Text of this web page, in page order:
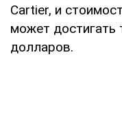
Cartier, и
может достигать
долларов.